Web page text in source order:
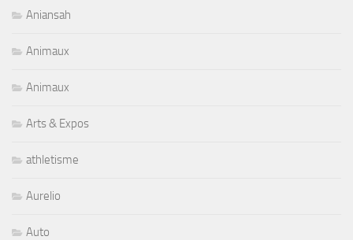
Aniansah
Animaux
Animaux
Arts & Expos
athletisme
Aurelio
Auto